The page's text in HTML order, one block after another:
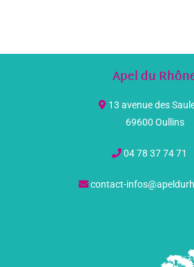
Apel du
13 avenue des
69600 Oullins
04 78 37 74 71
contact-